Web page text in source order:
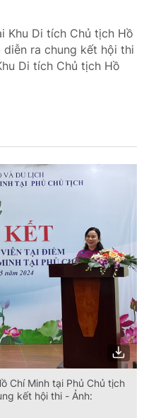
Khu Di tích Chủ tịch Hồ
diễn ra chung kết hội thi
Di tích Chủ tịch Hồ
Chí Minh tại Phủ Chủ tịch
kết hội thi - Ảnh: